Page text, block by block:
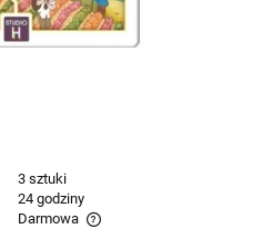
3 sztuki
24 godziny
Darmowa